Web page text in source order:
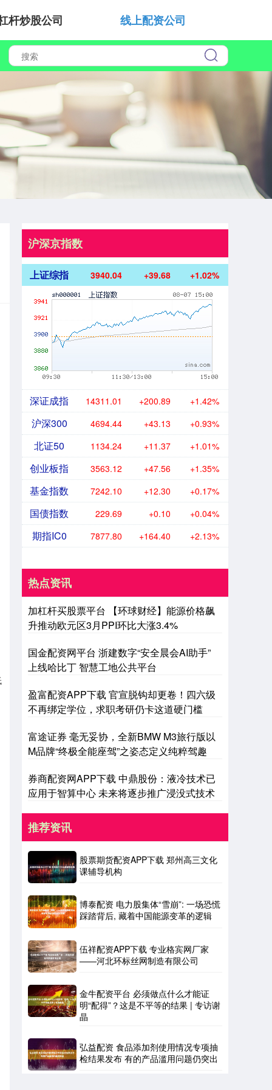
杆炒股公司 线上配资公司
沪深京指数
上证综指 3940.04 +39.68 +1.02%
深证成指 14311.01 +200.89 +1.42%
沪深300 4694.44 +43.13 +0.93%
北证50 1134.24 +11.37 +1.01%
创业板指 3563.12 +47.56 +1.35%
基金指数 7242.10 +12.30 +0.17%
国债指数 229.69 +0.10 +0.04%
期指IC0 7877.80 +164.40 +2.13%
热点资讯
加杠杆买股票平台 【环球财经】能源价格飙
升推动欧元区3月PPI环比大涨3.4%
国金配资网平台 浙建数字“安全晨会AI助手”
上线哈比丁 智慧工地公共平台
盈富配资APP下载 官宣脱钩却更卷！四六级
不再绑定学位，求职考研仍卡这道硬门槛
富途证券 毫无妥协，全新BMW M3旅行版以
M品牌“终极全能座驾”之姿态定义纯粹驾趣
券商配资网APP下载 中鼎股份：液冷技术已
应用于智算中心 未来将逐步推广浸没式技术
推荐资讯
股票期货配资APP下载 郑州高三文化
课辅导机构
博泰配资 电力股集体“雪崩”: 一场恐慌
踩踏背后, 藏着中国能源变革的逻辑
伍祥配资APP下载 专业格宾网厂家
——河北环标丝网制造有限公司
金牛配资平台 必须做点什么才能证
明“配得”？这是不平等的结果 | 专访谢
晶
弘益配资 食品添加剂使用情况专项抽
检结果发布 有的产品滥用问题仍突出